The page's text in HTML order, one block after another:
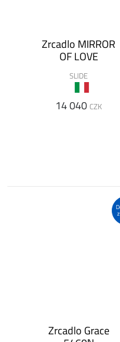
Zrcadlo MIRROR
OF LOVE
SLIDE
14 040 CZK
Zrcadlo Grace